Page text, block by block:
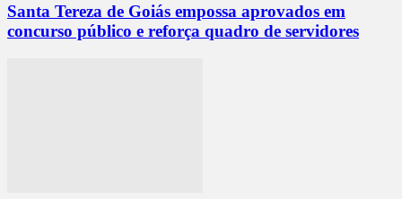
Santa Tereza de Goiás empossa aprovados em
concurso público e reforça quadro de servidores